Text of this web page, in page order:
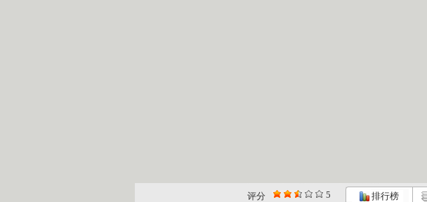
评分 5 排行榜